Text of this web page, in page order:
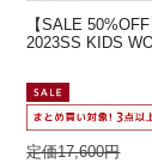
【SALE
2023SS KIDS
定価17,600円